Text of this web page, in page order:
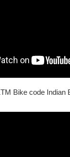
Bike code Indian